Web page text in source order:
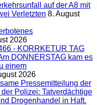
auf der A8 mit
Verletzten 8. August
2026
- KORRKETUR TAG
DONNERSTAG kam es
einem
2026
Pressemitteilung der
Polizei: Tatverdächtige
Drogenhandel in Haft.